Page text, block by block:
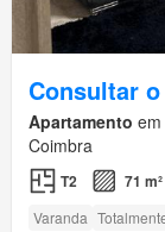
Consultar
Apartamento
Coimbra
T2 71 m²
Varanda